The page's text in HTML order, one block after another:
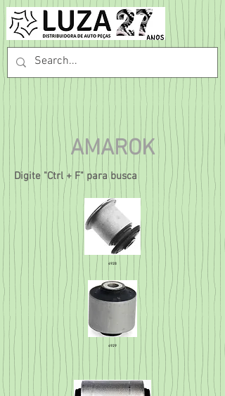
AMAROK
Digite "Ctrl + F" para busca
4928
4929